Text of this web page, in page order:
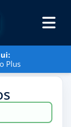
Plus